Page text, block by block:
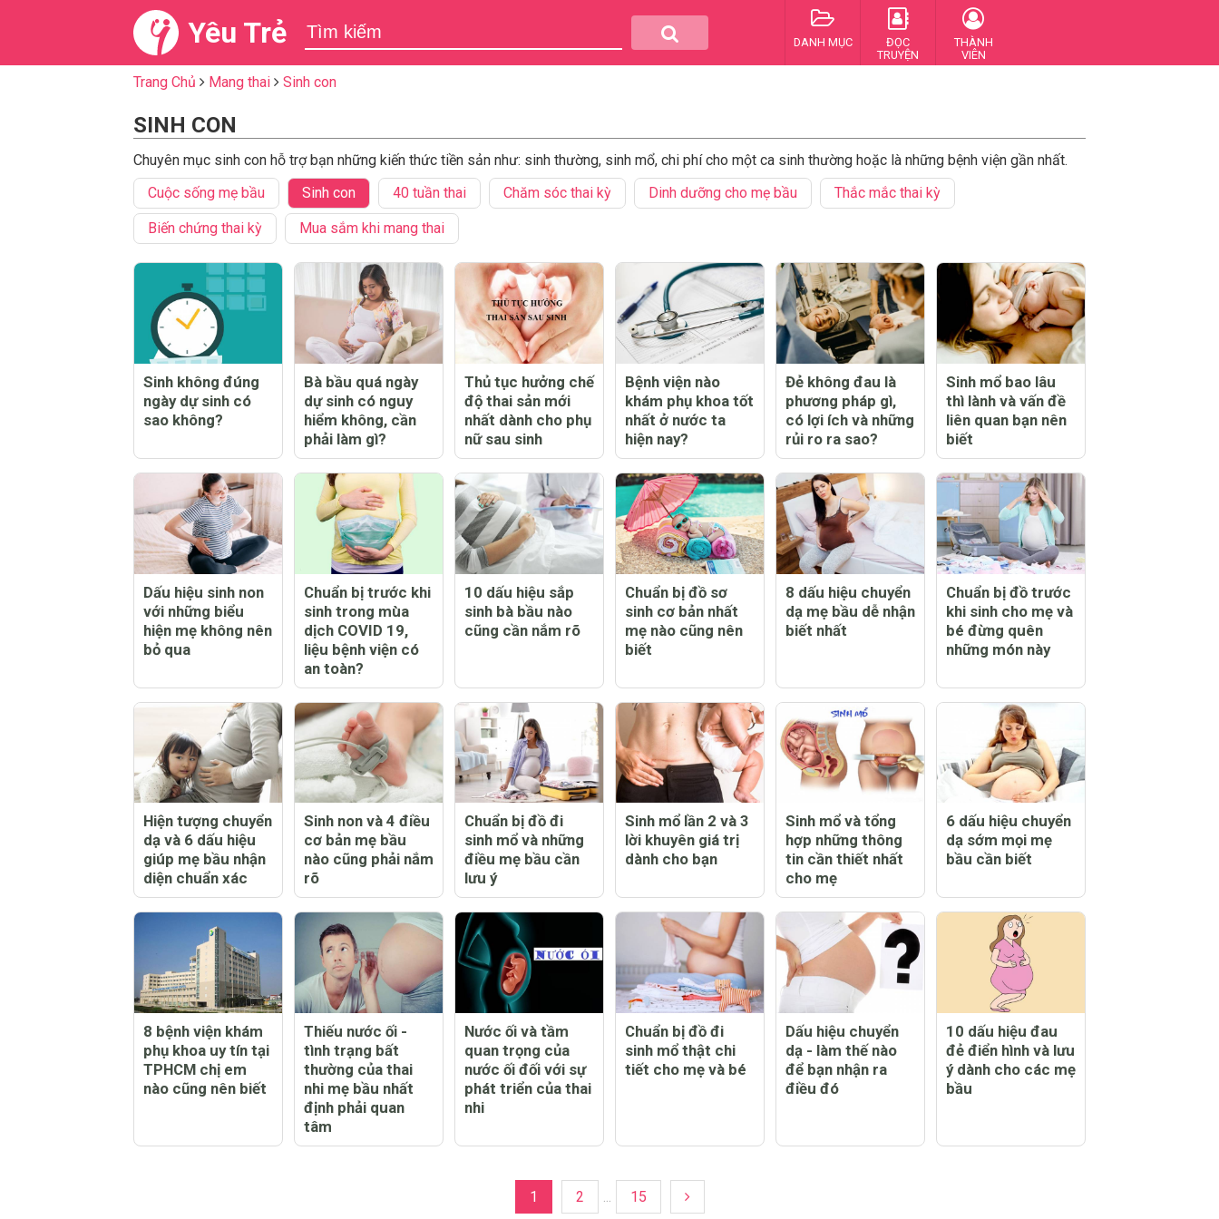
Yêu Trẻ DANH MỤC
ĐỌC
TRUYỆN
THÀNH
VIÊN
Trang Chủ Mang thai Sinh con
SINH CON
Chuyên mục sinh con hỗ trợ bạn những kiến thức tiền sản như: sinh thường, sinh mổ, chi phí cho một ca sinh thường hoặc là những bệnh viện gần nhất.
Cuộc sống mẹ bầu
Sinh con 40 tuần thai Chăm sóc thai kỳ Dinh dưỡng cho mẹ bầu Thắc mắc thai kỳ
Biến chứng thai kỳ Mua sắm khi mang thai
Sinh không đúng
ngày dự sinh có
sao không?
Bà bầu quá ngày
dự sinh có nguy
hiểm không, cần
phải làm gì?
Thủ tục hưởng chế
độ thai sản mới
nhất dành cho phụ
nữ sau sinh
Bệnh viện nào
khám phụ khoa tốt
nhất ở nước ta
hiện nay?
Đẻ không đau là
phương pháp gì,
có lợi ích và những
rủi ro ra sao?
Sinh mổ bao lâu
thì lành và vấn đề
liên quan bạn nên
biết
Dấu hiệu sinh non
với những biểu
hiện mẹ không nên
bỏ qua
Chuẩn bị trước khi
sinh trong mùa
dịch COVID 19,
liệu bệnh viện có
an toàn?
10 dấu hiệu sắp
sinh bà bầu nào
cũng cần nắm rõ
Chuẩn bị đồ sơ
sinh cơ bản nhất
mẹ nào cũng nên
biết
8 dấu hiệu chuyển
dạ mẹ bầu dễ nhận
biết nhất
Chuẩn bị đồ trước
khi sinh cho mẹ và
bé đừng quên
những món này
Hiện tượng chuyển
dạ và 6 dấu hiệu
giúp mẹ bầu nhận
diện chuẩn xác
Sinh non và 4 điều
cơ bản mẹ bầu
nào cũng phải nắm
rõ
Chuẩn bị đồ đi
sinh mổ và những
điều mẹ bầu cần
lưu ý
Sinh mổ lần 2 và 3
lời khuyên giá trị
dành cho bạn
Sinh mổ và tổng
hợp những thông
tin cần thiết nhất
cho mẹ
6 dấu hiệu chuyển
dạ sớm mọi mẹ
bầu cần biết
8 bệnh viện khám
phụ khoa uy tín tại
TPHCM chị em
nào cũng nên biết
Thiếu nước ối -
tình trạng bất
thường của thai
nhi mẹ bầu nhất
định phải quan
tâm
Nước ối và tầm
quan trọng của
nước ối đối với sự
phát triển của thai
nhi
Chuẩn bị đồ đi
sinh mổ thật chi
tiết cho mẹ và bé
Dấu hiệu chuyển
dạ - làm thế nào
để bạn nhận ra
điều đó
10 dấu hiệu đau
đẻ điển hình và lưu
ý dành cho các mẹ
bầu
1 2 ... 15